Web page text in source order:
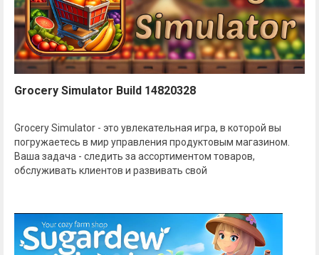
Grocery Simulator Build 14820328
Grocery Simulator - это увлекательная игра, в которой вы
погружаетесь в мир управления продуктовым магазином.
Ваша задача - следить за ассортиментом товаров,
обслуживать клиентов и развивать свой